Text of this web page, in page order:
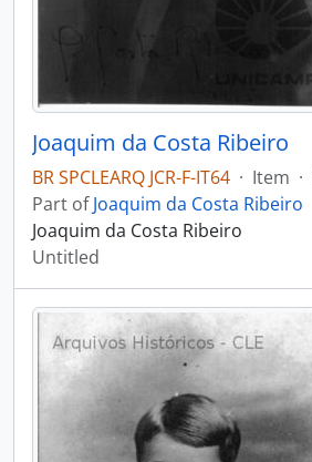
Joaquim da Costa Ribeiro
BR SPCLEARQ JCR-F-IT64 · Item ·
Part ofJoaquim da Costa Ribeiro
Joaquim da Costa Ribeiro
Untitled